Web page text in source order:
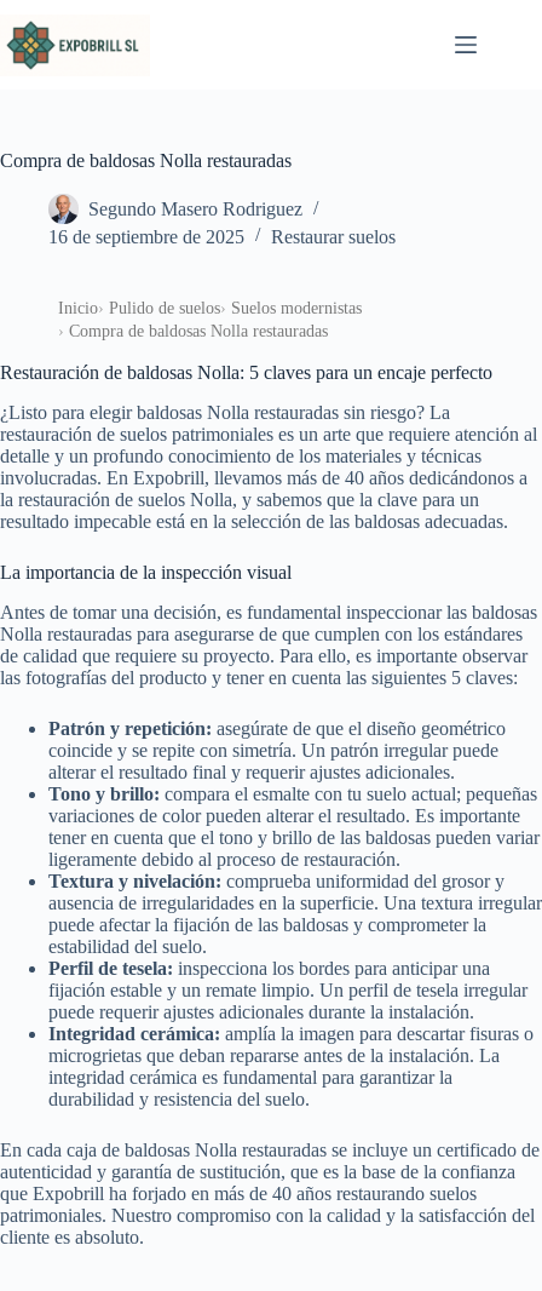
Compra de baldosas Nolla restauradas
Segundo Masero Rodriguez
16 de septiembre de 2025
Restaurar suelos
Inicio Pulido de suelos
Suelos modernistas
Compra de baldosas Nolla restauradas
Restauración de baldosas Nolla: 5 claves para un encaje perfecto
¿Listo para elegir baldosas Nolla restauradas sin riesgo? La
restauración de suelos patrimoniales es un arte que requiere atención al
detalle y un profundo conocimiento de los materiales y técnicas
involucradas. En Expobrill, llevamos más de 40 años dedicándonos a
la restauración de suelos Nolla, y sabemos que la clave para un
resultado impecable está en la selección de las baldosas adecuadas.
La importancia de la inspección visual
Antes de tomar una decisión, es fundamental inspeccionar las baldosas
Nolla restauradas para asegurarse de que cumplen con los estándares
de calidad que requiere su proyecto. Para ello, es importante observar
las fotografías del producto y tener en cuenta las siguientes 5 claves:
Patrón y repetición: asegúrate de que el diseño geométrico
coincide y se repite con simetría. Un patrón irregular puede
alterar el resultado final y requerir ajustes adicionales.
Tono y brillo: compara el esmalte con tu suelo actual; pequeñas
variaciones de color pueden alterar el resultado. Es importante
tener en cuenta que el tono y brillo de las baldosas pueden variar
ligeramente debido al proceso de restauración.
Textura y nivelación: comprueba uniformidad del grosor y
ausencia de irregularidades en la superficie. Una textura irregular
puede afectar la fijación de las baldosas y comprometer la
estabilidad del suelo.
Perfil de tesela: inspecciona los bordes para anticipar una
fijación estable y un remate limpio. Un perfil de tesela irregular
puede requerir ajustes adicionales durante la instalación.
Integridad cerámica: amplía la imagen para descartar fisuras o
microgrietas que deban repararse antes de la instalación. La
integridad cerámica es fundamental para garantizar la
durabilidad y resistencia del suelo.
En cada caja de baldosas Nolla restauradas se incluye un certificado de
autenticidad y garantía de sustitución, que es la base de la confianza
que Expobrill ha forjado en más de 40 años restaurando suelos
patrimoniales. Nuestro compromiso con la calidad y la satisfacción del
cliente es absoluto.